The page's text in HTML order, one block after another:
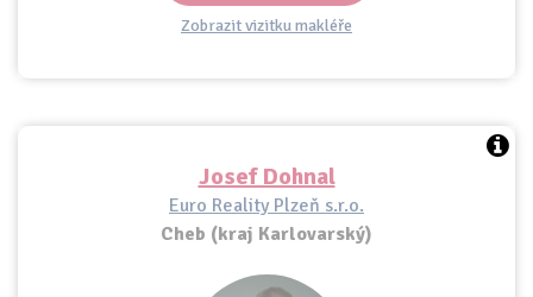
Zobrazit vizitku makléře
Josef Dohnal
Euro Reality Plzeň s.r.o.
Cheb (kraj Karlovarský)